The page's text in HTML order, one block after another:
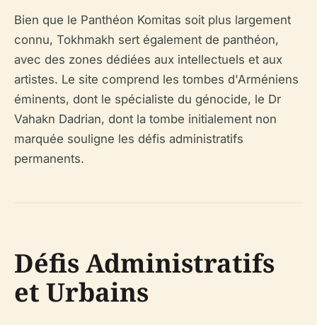
Bien que le Panthéon Komitas soit plus largement
connu, Tokhmakh sert également de panthéon,
avec des zones dédiées aux intellectuels et aux
artistes. Le site comprend les tombes d'Arméniens
éminents, dont le spécialiste du génocide, le Dr
Vahakn Dadrian, dont la tombe initialement non
marquée souligne les défis administratifs
permanents.
Défis Administratifs
et Urbains